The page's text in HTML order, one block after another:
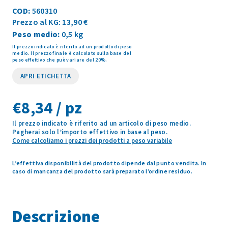
COD: 560310
Prezzo al KG: 13,90 €
Peso medio: 0,5 kg
APRI ETICHETTA
€8,34 / pz
Il prezzo indicato è riferito ad un articolo di peso medio.
Pagherai solo l’importo effettivo in base al peso.
Come calcoliamo i prezzi dei prodotti a peso variabile
L’effettiva disponibilità del prodotto dipende dal punto vendita. In
caso di mancanza del prodotto sarà preparato l’ordine residuo.
Descrizione